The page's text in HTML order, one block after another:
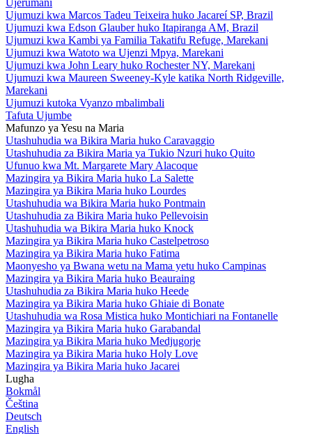
Ujumuzi kwa Marcos Tadeu Teixeira huko Jacareí SP, Brazil
Ujumuzi kwa Edson Glauber huko Itapiranga AM, Brazil
Ujumuzi kwa Kambi ya Familia Takatifu Refuge, Marekani
Ujumuzi kwa Watoto wa Ujenzi Mpya, Marekani
Ujumuzi kwa John Leary huko Rochester NY, Marekani
Ujumuzi kwa Maureen Sweeney-Kyle katika North Ridgeville,
Marekani
Ujumuzi kutoka Vyanzo mbalimbali
Tafuta Ujumbe
Mafunzo ya Yesu na Maria
Utashuhudia wa Bikira Maria huko Caravaggio
Utashuhudia za Bikira Maria ya Tukio Nzuri huko Quito
Ufunuo kwa Mt. Margarete Mary Alacoque
Mazingira ya Bikira Maria huko La Salette
Mazingira ya Bikira Maria huko Lourdes
Utashuhudia wa Bikira Maria huko Pontmain
Utashuhudia za Bikira Maria huko Pellevoisin
Utashuhudia wa Bikira Maria huko Knock
Mazingira ya Bikira Maria huko Castelpetroso
Mazingira ya Bikira Maria huko Fatima
Maonyesho ya Bwana wetu na Mama yetu huko Campinas
Mazingira ya Bikira Maria huko Beauraing
Utashuhudia za Bikira Maria huko Heede
Mazingira ya Bikira Maria huko Ghiaie di Bonate
Utashuhudia wa Rosa Mistica huko Montichiari na Fontanelle
Mazingira ya Bikira Maria huko Garabandal
Mazingira ya Bikira Maria huko Medjugorje
Mazingira ya Bikira Maria huko Holy Love
Mazingira ya Bikira Maria huko Jacarei
Lugha
Bokmål
Čeština
Deutsch
English